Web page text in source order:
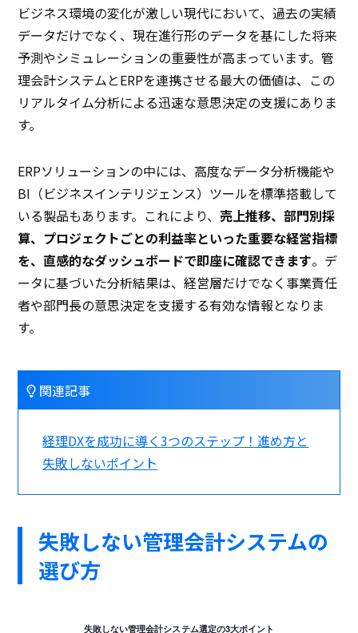
ビジネス環境の変化が激しい現代において、過去の実績
データだけでなく、現在進行形のデータを基にした将来
予測やシミュレーションの重要性が高まっています。管
理会計システムとERPを連携させる最大の価値は、この
リアルタイム分析による迅速な意思決定の支援にありま
す。
ERPソリューションの中には、高度なデータ分析機能や
BI（ビジネスインテリジェンス）ツールを標準搭載して
いる製品もあります。これにより、売上推移、部門別採
算、プロジェクトごとの利益率といった重要な経営指標
を、直感的なダッシュボードで即座に確認できます。デ
ータに基づいた分析結果は、経営層だけでなく事業責任
者や部門長の意思決定を支援する有効な情報となりま
す。
関連記事
経理DXを成功に導く3つのステップ！進め方と
失敗しないポイント
失敗しない管理会計システムの
選び方
失敗しない管理会計システム選定の3大ポイント